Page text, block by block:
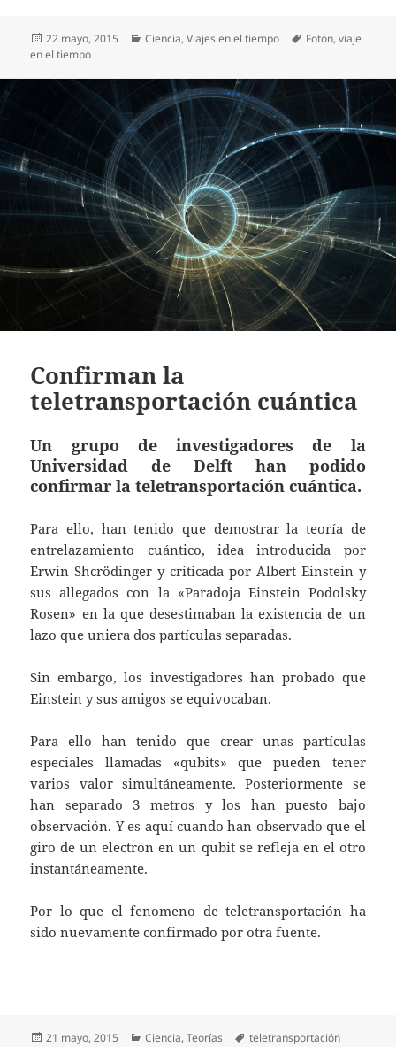
Publicado
el
22 mayo, 2015 Categorías
Ciencia,Viajes en el tiempo Etiquetas
Fotón,viaje
en el tiempo
Confirman la
teletransportación cuántica
Un grupo de investigadores de la
Universidad de Delft han podido
confirmar la teletransportación cuántica.
Para ello, han tenido que demostrar la teoría de
entrelazamiento cuántico, idea introducida por
Erwin Shcrödinger y criticada por Albert Einstein y
sus allegados con la «Paradoja Einstein Podolsky
Rosen» en la que desestimaban la existencia de un
lazo que uniera dos partículas separadas.
Sin embargo, los investigadores han probado que
Einstein y sus amigos se equivocaban.
Para ello han tenido que crear unas partículas
especiales llamadas «qubits» que pueden tener
varios valor simultáneamente. Posteriormente se
han separado 3 metros y los han puesto bajo
observación. Y es aquí cuando han observado que el
giro de un electrón en un qubit se refleja en el otro
instantáneamente.
Por lo que el fenomeno de teletransportación ha
sido nuevamente confirmado por otra fuente.
Publicado
21 mayo, 2015 Categorías
Ciencia,Teorías Etiquetas
teletransportación